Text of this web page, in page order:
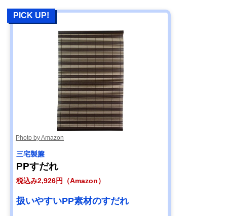
PICK UP!
Photo by Amazon
三宅製簾
PPすだれ
税込み2,926円（Amazon）
扱いやすいPP素材のすだれ